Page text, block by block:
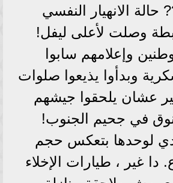
الانهيار النفسي
وصلت لأعلى ليفل!
وإعلامهم سابوا
وبدأوا يذيعوا صلوات
عشان يلحقوا جيشهم
في جحيم الجنوب!
لوحدها بتعكس حجم
دا غير ، طيارات الإخلاء